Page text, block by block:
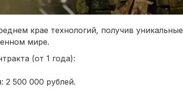
крае технологий, получив уникальные
мире.
(от 1 года):
2 500 000 рублей.